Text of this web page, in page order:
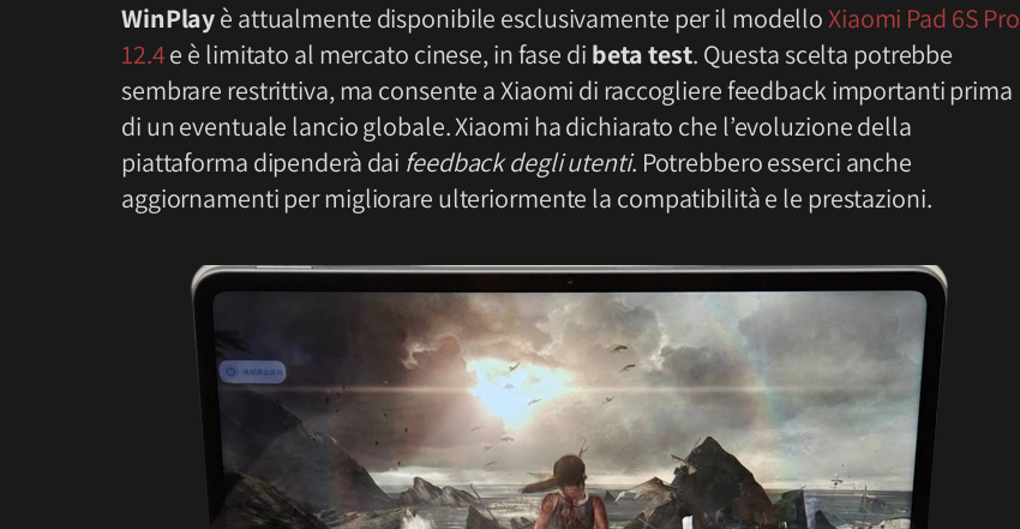
WinPlayè attualmente disponibile esclusivamente per il modelloXiaomi Pad 6S Pro
12.4e è limitato al mercato cinese, in fase di beta test. Questa scelta potrebbe
sembrare restrittiva, ma consente a Xiaomi di raccogliere feedback importanti prima
di un eventuale lancio globale. Xiaomi ha dichiarato che l’evoluzione della
piattaforma dipenderà dai feedback degli utenti. Potrebbero esserci anche
aggiornamenti per migliorare ulteriormente la compatibilità e le prestazioni.